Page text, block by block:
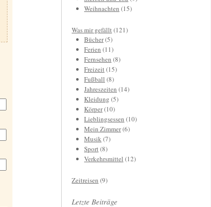
Weihnachten (15)
Was mir gefällt(121)
Bücher(5)
Ferien (11)
Fernsehen (8)
Freizeit(15)
Fußball (8)
Jahreszeiten (14)
Kleidung (5)
Körper(10)
Lieblingsessen (10)
Mein Zimmer(6)
Musik(7)
Sport(8)
Verkehrsmittel (12)
Zeitreisen (9)
Letzte Beiträge